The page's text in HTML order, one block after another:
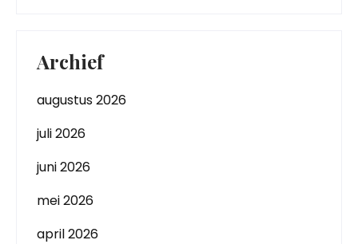
Archief
augustus 2026
juli 2026
juni 2026
mei 2026
april 2026